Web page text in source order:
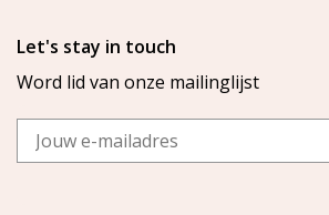
Let's stay in touch
Word lid van onze mailinglijst
Email